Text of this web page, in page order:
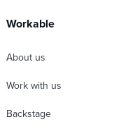
Workable
About us
Work with us
Backstage